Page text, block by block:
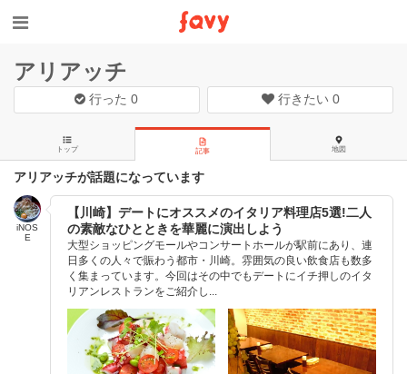
アリアッチ
行った0 行きたい 0
トップ 記事 地図
アリアッチが話題になっています
iNOS
E
【川崎】デートにオススメのイタリア料理店5選!二人
の素敵なひとときを華麗に演出しよう
大型ショッピングモールやコンサートホールが駅前にあり、連
日多くの人々で賑わう都市・川崎。雰囲気の良い飲食店も数多
く集まっています。今回はその中でもデートにイチ押しのイタ
リアンレストランをご紹介し...